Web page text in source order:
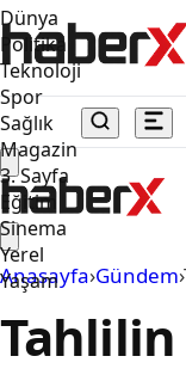
Dünya
Politika
Teknoloji
Spor
Sağlık
Magazin
3. Sayfa
Eğitim
Sinema
Yerel
Yaşam
Anasayfa›Gündem›
Tahlilin